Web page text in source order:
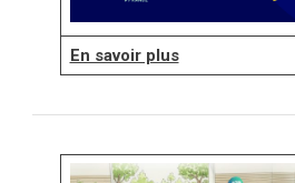
En savoir plus